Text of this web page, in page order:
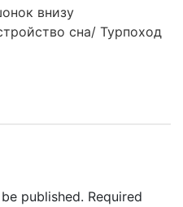
внизу
сна/ Турпоход
published. Required